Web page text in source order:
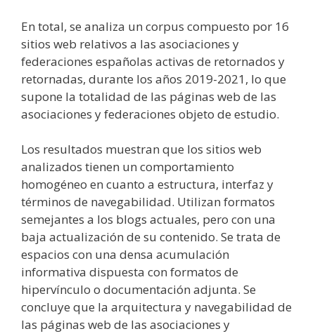
En total, se analiza un corpus compuesto por 16
sitios web relativos a las asociaciones y
federaciones españolas activas de retornados y
retornadas, durante los años 2019-2021, lo que
supone la totalidad de las páginas web de las
asociaciones y federaciones objeto de estudio.
Los resultados muestran que los sitios web
analizados tienen un comportamiento
homogéneo en cuanto a estructura, interfaz y
términos de navegabilidad. Utilizan formatos
semejantes a los blogs actuales, pero con una
baja actualización de su contenido. Se trata de
espacios con una densa acumulación
informativa dispuesta con formatos de
hipervínculo o documentación adjunta. Se
concluye que la arquitectura y navegabilidad de
las páginas web de las asociaciones y